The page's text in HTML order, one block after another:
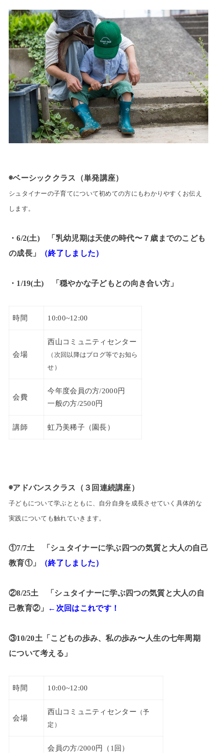
◉ベーシッククラス（単発講座）
シュタイナーの子育てについて初めての方にもわかりやすくお伝え
します。
・6/2(土) 「乳幼児期は天使の時代〜７歳までのこども
の成長」
（終了しました）
・1/19(土) 「穏やかな子どもとの向き合い方」
時間 10:00~12:00
会場
西山コミュニティセンター
（次回以降はブログ等でお知ら
せ）
会費
今年度会員の方/2000円
一般の方/2500円
講師 虹乃美稀子（園長）
◉アドバンスクラス（３回連続講座）
子どもについて学ぶとともに、自分自身を成長させていく具体的な
実践についても触れていきます。
①7/7土 「シュタイナーに学ぶ四つの気質と大人の自己
教育①」
（終了しました）
②8/25土 「シュタイナーに学ぶ四つの気質と大人の自
己教育②」
←次回はこれです！
③10/20土「こどもの歩み、私の歩み〜人生の七年周期
について考える」
時間 10:00~12:00
会場
西山コミュニティセンター （予
定）
会員の方/2000円（1回）